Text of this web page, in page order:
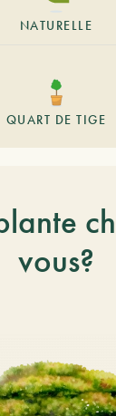
NATURELLE
QUART DE TIGE
vous?